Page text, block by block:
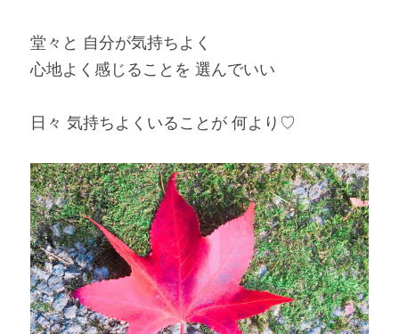
堂々と 自分が気持ちよく
心地よく感じることを 選んでいい
日々 気持ちよくいることが 何より♡